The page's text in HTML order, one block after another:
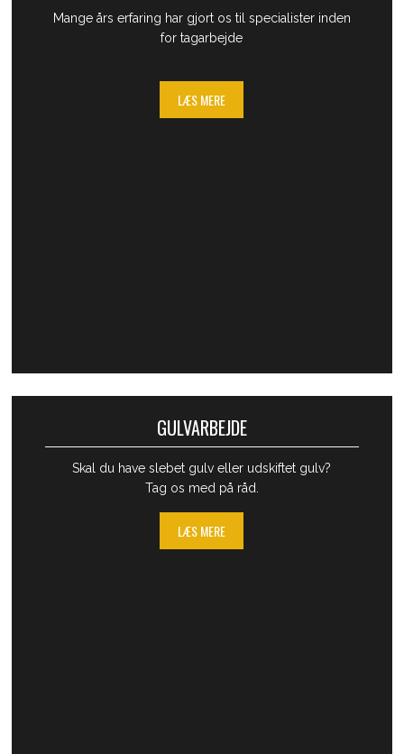
Mange års erfaring har gjort os til specialister inden
for tagarbejde
LÆS MERE
GULVARBEJDE
Skal du have slebet gulv eller udskiftet gulv?
Tag os med på råd.
LÆS MERE